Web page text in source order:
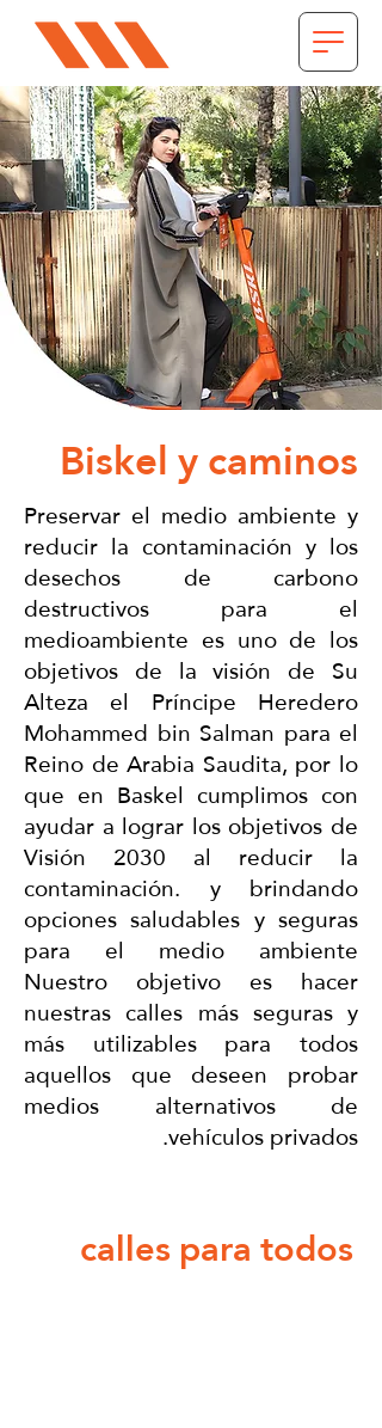
Biskel y caminos
Preservar el medio ambiente y
reducir la contaminación y los
desechos de carbono
destructivos para el
medioambiente es uno de los
objetivos de la visión de Su
Alteza el Príncipe Heredero
Mohammed bin Salman para el
Reino de Arabia Saudita, por lo
que en Baskel cumplimos con
ayudar a lograr los objetivos de
Visión 2030 al reducir la
contaminación. y brindando
opciones saludables y seguras
para el medio ambiente
Nuestro objetivo es hacer
nuestras calles más seguras y
más utilizables para todos
aquellos que deseen probar
medios alternativos de
vehículos privados.
calles para todos